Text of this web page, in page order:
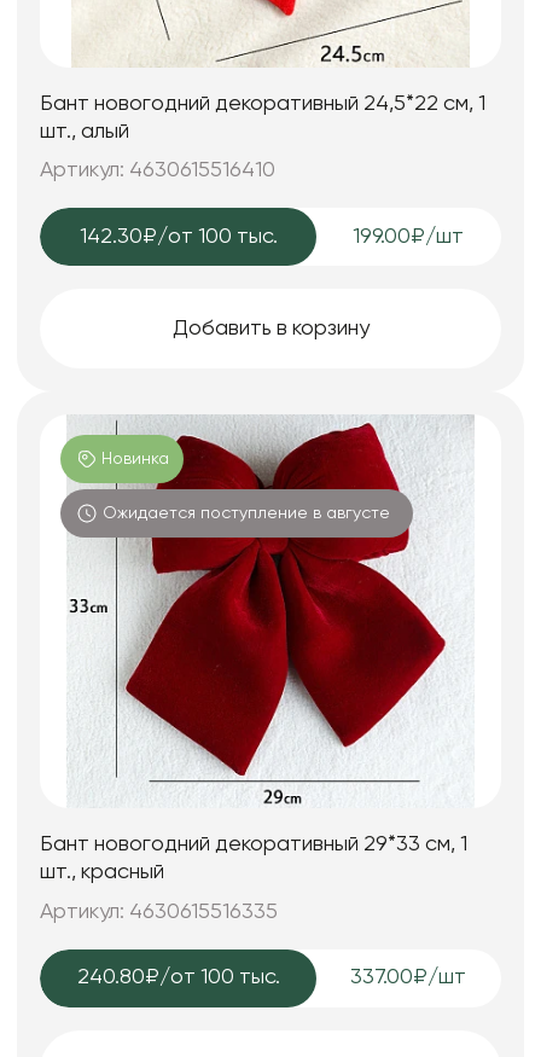
Бант новогодний декоративный 24,5*22 см, 1
шт., алый
Артикул: 4630615516410
142.30₽/от 100 тыс. 199.00₽/шт
Добавить в корзину
Новинка
Ожидается поступление в августе
Бант новогодний декоративный 29*33 см, 1
шт., красный
Артикул: 4630615516335
240.80₽/от 100 тыс. 337.00₽/шт